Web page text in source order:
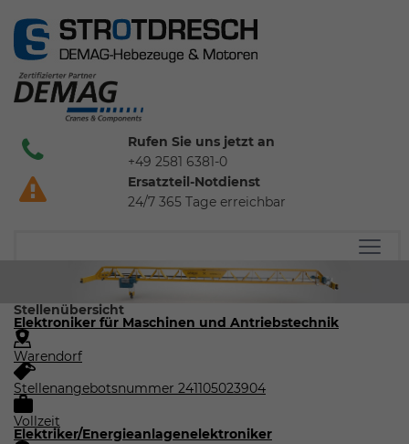
Rufen Sie uns jetzt an
+49 2581 6381-0
Ersatzteil-Notdienst
24/7 365 Tage erreichbar
Stellenübersicht
Elektroniker für Maschinen und Antriebstechnik
Warendorf
Stellenangebotsnummer 241105023904
Vollzeit
Elektriker/Energieanlagenelektroniker